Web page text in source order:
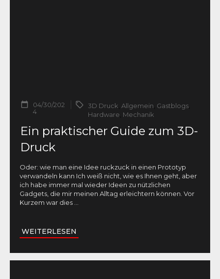
04/30/202
4
3D Druck Allgemein Gastblogs,
Hardware Mechanik
Ein praktischer Guide zum 3D-
Druck
Oder: wie man eine Idee ruckzuck in einen Prototyp
verwandeln kann Ich weiß nicht, wie es Ihnen geht, aber
ich habe immer mal wieder Ideen zu nützlichen
Gadgets, die mir meinen Alltag erleichtern können. Vor
Kurzem war dies
WEITERLESEN